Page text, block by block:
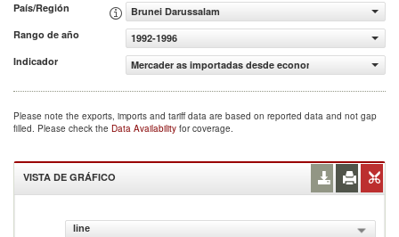
País/Región
Brunei Darussalam
Rango de año
1992-1996
Indicador
Mercader as importadas desde econom as en
Please note the exports, imports and tariff data are based on reported data and not gap
filled. Please check the Data Availability for coverage.
VISTA DE GRÁFICO
line